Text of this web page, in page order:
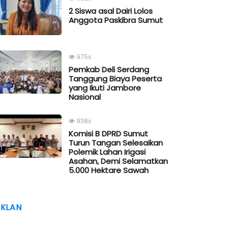
2 Siswa asal Dairi Lolos
Anggota Paskibra Sumut
975x
Pemkab Deli Serdang
Tanggung Biaya Peserta
yang Ikuti Jambore
Nasional
938x
Komisi B DPRD Sumut
Turun Tangan Selesaikan
Polemik Lahan Irigasi
Asahan, Demi Selamatkan
5.000 Hektare Sawah